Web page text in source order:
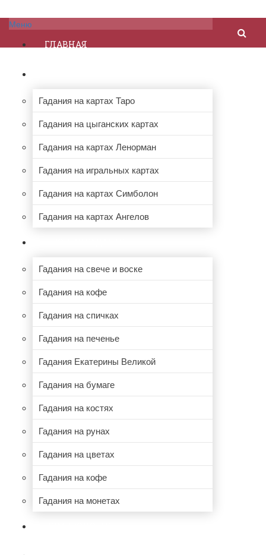
Меню
ГЛАВНАЯ
Гадания на картах Таро
Гадания на цыганских картах
Гадания на картах Ленорман
Гадания на игральных картах
Гадания на картах Симболон
Гадания на картах Ангелов
Гадания на свече и воске
Гадания на кофе
Гадания на спичках
Гадания на печенье
Гадания Екатерины Великой
Гадания на бумаге
Гадания на костях
Гадания на рунах
Гадания на цветах
Гадания на кофе
Гадания на монетах